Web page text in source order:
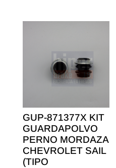
precios:
hasta
$4.48
GUP-871377X KIT
GUARDAPOLVO
PERNO MORDAZA
CHEVROLET SAIL
(TIPO